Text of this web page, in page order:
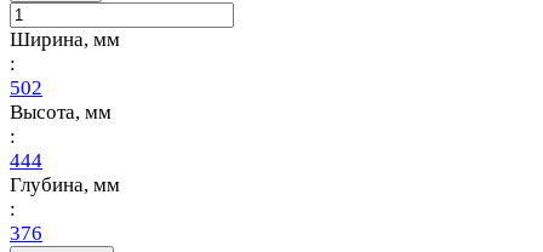
Ширина, мм
:
502
Высота, мм
:
444
Глубина, мм
:
376